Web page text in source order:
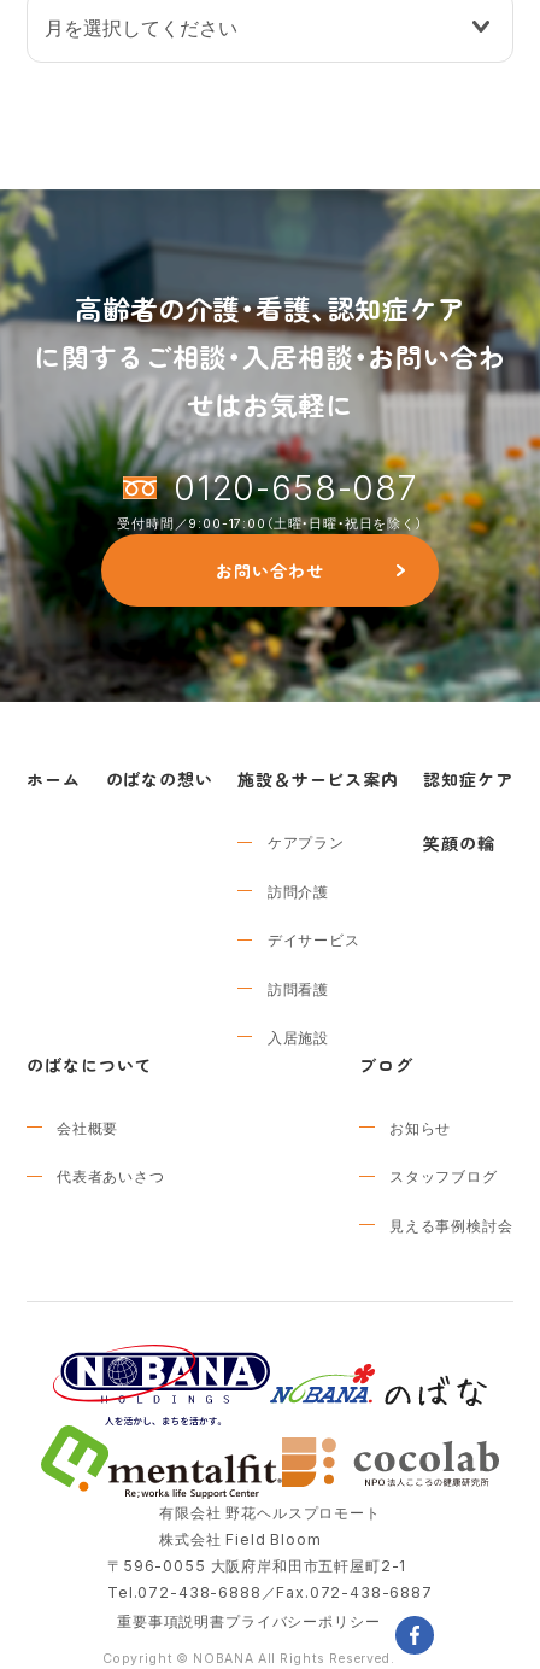
高齢者の介護・看護、認知症ケア
に関するご相談・入居相談・お問い合わ
せはお気軽に
0120-658-087
受付時間／9:00-17:00（土曜・日曜・祝日を除く）
お問い合わせ
ホーム のばなの想い 施設＆サービス案内
ケアプラン
訪問介護
デイサービス
訪問看護
入居施設
認知症ケア
笑顔の輪
のばなについて
会社概要
代表者あいさつ
ブログ
お知らせ
スタッフブログ
見える事例検討会
有限会社 野花ヘルスプロモート
株式会社 Field Bloom
〒596-0055 大阪府岸和田市五軒屋町2-1
Tel.072-438-6888／Fax.072-438-6887
重要事項説明書プライバシーポリシー
Copyright © NOBANA All Rights Reserved.
facebook